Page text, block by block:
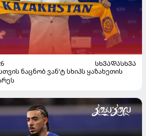
ᲡᲮᲕᲐᲓᲐᲡᲮᲕᲐ
ნაცნობ ვან'ტ სხიპს ყაზახეთის